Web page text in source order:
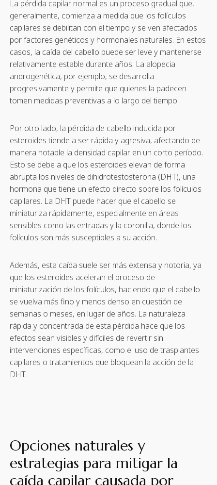
La pérdida capilar normal es un proceso gradual que,
generalmente, comienza a medida que los folículos
capilares se debilitan con el tiempo y se ven afectados
por factores genéticos y hormonales naturales. En estos
casos, la caída del cabello puede ser leve y mantenerse
relativamente estable durante años. La alopecia
androgenética, por ejemplo, se desarrolla
progresivamente y permite que quienes la padecen
tomen medidas preventivas a lo largo del tiempo.
Por otro lado, la pérdida de cabello inducida por
esteroides tiende a ser rápida y agresiva, afectando de
manera notable la densidad capilar en un corto período.
Esto se debe a que los esteroides elevan de forma
abrupta los niveles de dihidrotestosterona (DHT), una
hormona que tiene un efecto directo sobre los folículos
capilares. La DHT puede hacer que el cabello se
miniaturiza rápidamente, especialmente en áreas
sensibles como las entradas y la coronilla, donde los
folículos son más susceptibles a su acción.
Además, esta caída suele ser más extensa y notoria, ya
que los esteroides aceleran el proceso de
miniaturización de los folículos, haciendo que el cabello
se vuelva más fino y menos denso en cuestión de
semanas o meses, en lugar de años. La naturaleza
rápida y concentrada de esta pérdida hace que los
efectos sean visibles y difíciles de revertir sin
intervenciones específicas, como el uso de trasplantes
capilares o tratamientos que bloquean la acción de la
DHT.
Opciones naturales y
estrategias para mitigar la
caída capilar causada por